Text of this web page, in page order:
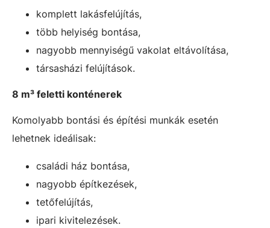
komplett lakásfelújítás,
több helyiség bontása,
nagyobb mennyiségű vakolat eltávolítása,
társasházi felújítások.
8 m³ feletti konténerek
Komolyabb bontási és építési munkák esetén
lehetnek ideálisak:
családi ház bontása,
nagyobb építkezések,
tetőfelújítás,
ipari kivitelezések.